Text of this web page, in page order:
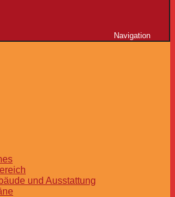
Navigation
und Ausstattung